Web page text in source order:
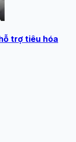
trợ tiêu hóa